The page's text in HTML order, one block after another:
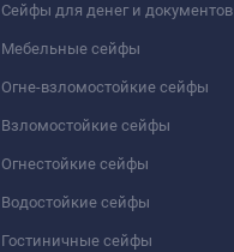
Сейфы для денег и документов
Мебельные сейфы
Огне-взломостойкие сейфы
Взломостойкие сейфы
Огнестойкие сейфы
Водостойкие сейфы
Гостиничные сейфы